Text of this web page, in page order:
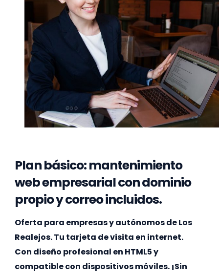
Plan básico: mantenimiento
web empresarial con dominio
propio y correo incluidos.
Oferta para empresas y autónomos de Los
Realejos. Tu tarjeta de visita en internet.
Con diseño profesional en HTML5 y
compatible con dispositivos móviles. ¡Sin